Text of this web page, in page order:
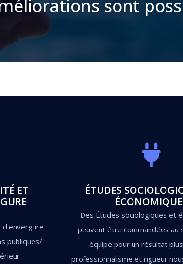
sont
ET
d'envergure
publiques/
ÉTUDES
Des Études sociologiques et
peuvent être commandées au
équipe pour un résultat
professionnalisme et rigueur